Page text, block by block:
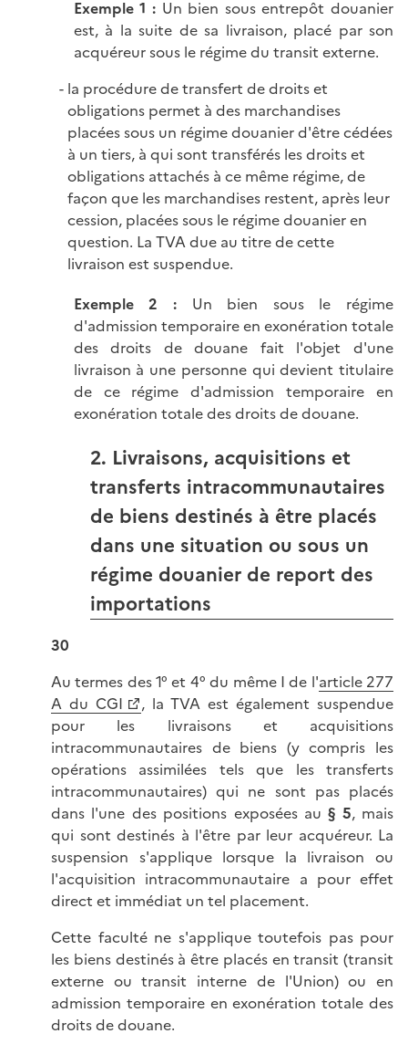
Exemple 1 : Un bien sous entrepôt douanier
est, à la suite de sa livraison, placé par son
acquéreur sous le régime du transit externe.
la procédure de transfert de droits et
obligations permet à des marchandises
placées sous un régime douanier d'être cédées
à un tiers, à qui sont transférés les droits et
obligations attachés à ce même régime, de
façon que les marchandises restent, après leur
cession, placées sous le régime douanier en
question. La TVA due au titre de cette
livraison est suspendue.
Exemple 2
: Un bien sous le régime
d'admission temporaire en exonération totale
des droits de douane fait l'objet d'une
livraison à une personne qui devient titulaire
de ce régime d'admission temporaire en
exonération totale des droits de douane.
2. Livraisons, acquisitions et
transferts intracommunautaires
de biens destinés à être placés
dans une situation ou sous un
régime douanier de report des
importations
30
Au termes des 1° et 4° du même I de l'article 277
A du CGI
, la TVA est également suspendue
pour les livraisons et acquisitions
intracommunautaires de biens (y compris les
opérations assimilées tels que les transferts
intracommunautaires) qui ne sont pas placés
dans l'une des positions exposées au§ 5, mais
qui sont destinés à l'être par leur acquéreur. La
suspension s'applique lorsque la livraison ou
l'acquisition intracommunautaire a pour effet
direct et immédiat un tel placement.
Cette faculté ne s'applique toutefois pas pour
les biens destinés à être placés en transit (transit
externe ou transit interne de l'Union) ou en
admission temporaire en exonération totale des
droits de douane.